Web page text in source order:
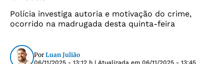
Polícia investiga autoria e motivação do crime,
ocorrido na madrugada desta quinta-feira
Por Luan Julião
06/11/2025 - 13:12 h | Atualizada em 06/11/2025 - 13:45